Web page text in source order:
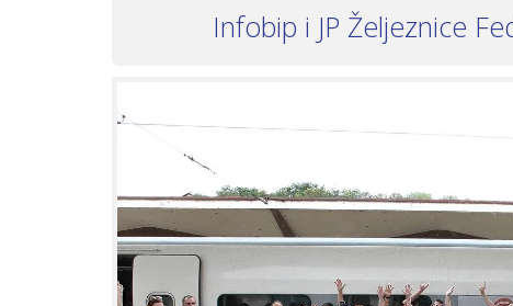
Infobip i JP Željeznice